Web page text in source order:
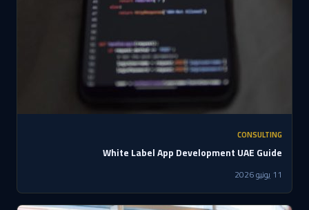
CONSULTING
White Label App Development UAE Guide
11 يونيو 2026